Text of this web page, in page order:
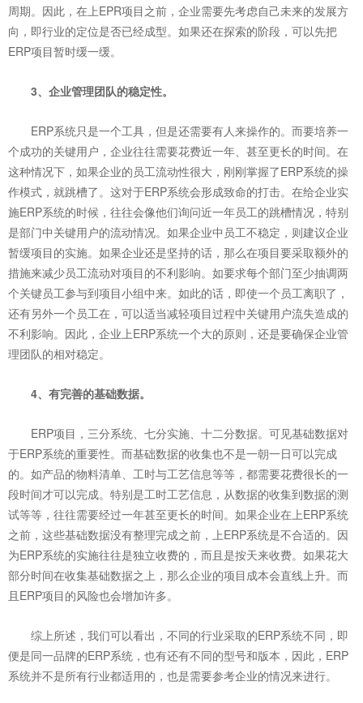
周期。因此，在上EPR项目之前，企业需要先考虑自己未来的发展方
向，即行业的定位是否已经成型。如果还在探索的阶段，可以先把
ERP项目暂时缓一缓。
3、企业管理团队的稳定性。
ERP系统只是一个工具，但是还需要有人来操作的。而要培养一
个成功的关键用户，企业往往需要花费近一年、甚至更长的时间。在
这种情况下，如果企业的员工流动性很大，刚刚掌握了ERP系统的操
作模式，就跳槽了。这对于ERP系统会形成致命的打击。在给企业实
施ERP系统的时候，往往会像他们询问近一年员工的跳槽情况，特别
是部门中关键用户的流动情况。如果企业中员工不稳定，则建议企业
暂缓项目的实施。如果企业还是坚持的话，那么在项目要采取额外的
措施来减少员工流动对项目的不利影响。如要求每个部门至少抽调两
个关键员工参与到项目小组中来。如此的话，即使一个员工离职了，
还有另外一个员工在，可以适当减轻项目过程中关键用户流失造成的
不利影响。因此，企业上ERP系统一个大的原则，还是要确保企业管
理团队的相对稳定。
4、有完善的基础数据。
ERP项目，三分系统、七分实施、十二分数据。可见基础数据对
于ERP系统的重要性。而基础数据的收集也不是一朝一日可以完成
的。如产品的物料清单、工时与工艺信息等等，都需要花费很长的一
段时间才可以完成。特别是工时工艺信息，从数据的收集到数据的测
试等等，往往需要经过一年甚至更长的时间。如果企业在上ERP系统
之前，这些基础数据没有整理完成之前，上ERP系统是不合适的。因
为ERP系统的实施往往是独立收费的，而且是按天来收费。如果花大
部分时间在收集基础数据之上，那么企业的项目成本会直线上升。而
且ERP项目的风险也会增加许多。
综上所述，我们可以看出，不同的行业采取的ERP系统不同，即
便是同一品牌的ERP系统，也有还有不同的型号和版本，因此，ERP
系统并不是所有行业都适用的，也是需要参考企业的情况来进行。